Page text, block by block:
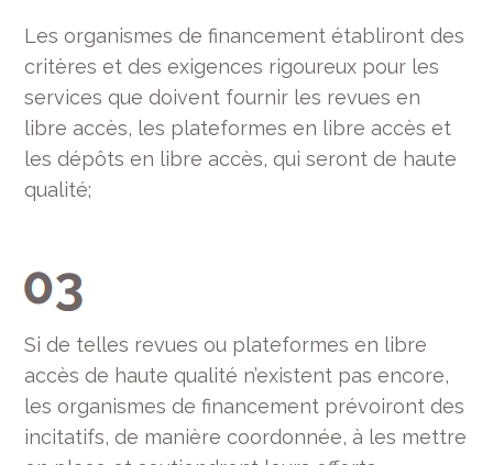
Les organismes de financement établiront des
critères et des exigences rigoureux pour les
services que doivent fournir les revues en
libre accès, les plateformes en libre accès et
les dépôts en libre accès, qui seront de haute
qualité;
Si de telles revues ou plateformes en libre
accès de haute qualité n’existent pas encore,
les organismes de financement prévoiront des
incitatifs, de manière coordonnée, à les mettre